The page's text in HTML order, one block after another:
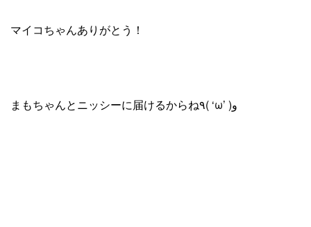
マイコちゃんありがとう！
まもちゃんとニッシーに届けるからね٩( ‘ω’ )و